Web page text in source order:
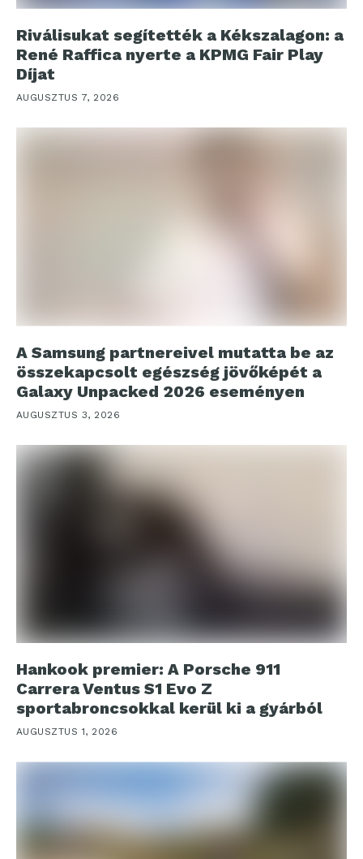
Riválisukat segítették a Kékszalagon: a
René Raffica nyerte a KPMG Fair Play
Díjat
AUGUSZTUS 7, 2026
A Samsung partnereivel mutatta be az
összekapcsolt egészség jövőképét a
Galaxy Unpacked 2026 eseményen
AUGUSZTUS 3, 2026
Hankook premier: A Porsche 911
Carrera Ventus S1 Evo Z
sportabroncsokkal kerül ki a gyárból
AUGUSZTUS 1, 2026